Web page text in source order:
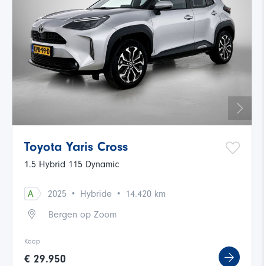
Toyota Yaris Cross
1.5 Hybrid 115 Dynamic
A 2025 · Hybride ·
14.420 km
Bergen op Zoom
Koop
€ 29.950